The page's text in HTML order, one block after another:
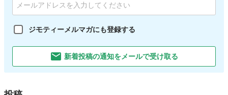
ジモティーメルマガにも登録する
新着投稿の通知をメールで受け取る